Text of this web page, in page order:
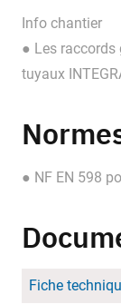
Info chantier
● Les
tuyaux
● NF EN 598
Fiche